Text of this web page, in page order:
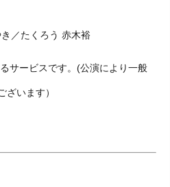
／たくろう 赤木裕
サービスです。(公演により一般
います）